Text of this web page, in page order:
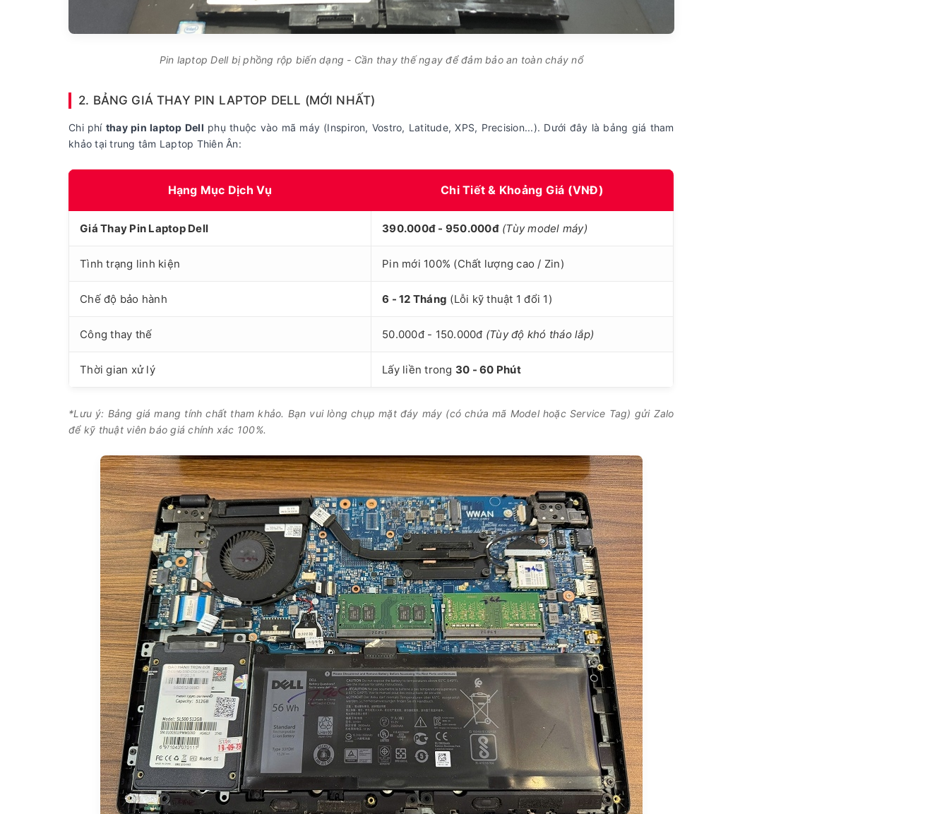
Pin laptop Dell bị phồng rộp biến dạng - Cần thay thế ngay để đảm bảo an toàn cháy nổ
2. BẢNG GIÁ THAY PIN LAPTOP DELL (MỚI NHẤT)
Chi phí thay pin laptop Dell phụ thuộc vào mã máy (Inspiron, Vostro, Latitude, XPS, Precision...). Dưới đây là bảng giá tham
khảo tại trung tâm Laptop Thiên Ân:
Hạng Mục Dịch Vụ Chi Tiết & Khoảng Giá (VNĐ)
Giá Thay Pin Laptop Dell 390.000đ - 950.000đ (Tùy model máy)
Tình trạng linh kiện Pin mới 100% (Chất lượng cao / Zin)
Chế độ bảo hành 6 - 12 Tháng (Lỗi kỹ thuật 1 đổi 1)
Công thay thế 50.000đ - 150.000đ (Tùy độ khó tháo lắp)
Thời gian xử lý Lấy liền trong 30 - 60 Phút
*Lưu ý: Bảng giá mang tính chất tham khảo. Bạn vui lòng chụp mặt đáy máy (có chứa mã Model hoặc Service Tag) gửi Zalo
để kỹ thuật viên báo giá chính xác 100%.